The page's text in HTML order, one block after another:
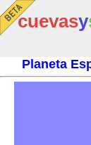
cuevasy
Planeta